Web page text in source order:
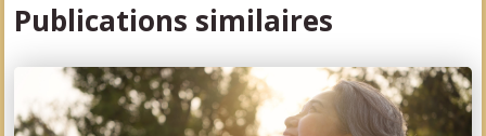
Publications similaires